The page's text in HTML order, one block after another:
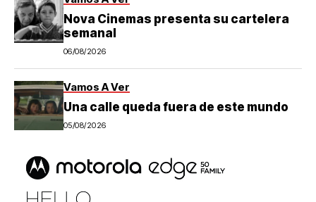
Nova Cinemas presenta su cartelera
semanal
06/08/2026
Vamos A Ver
Una calle queda fuera de este mundo
05/08/2026